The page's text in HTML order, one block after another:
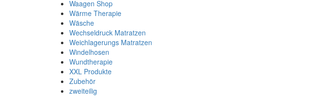
Waagen Shop
Wärme Therapie
Wäsche
Wechseldruck Matratzen
Weichlagerungs Matratzen
Windelhosen
Wundtherapie
XXL Produkte
Zubehör
zweiteilig